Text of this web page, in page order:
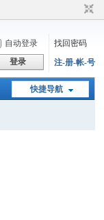
自动登录
找回密码
登录 注-册-帐-号
快捷导航